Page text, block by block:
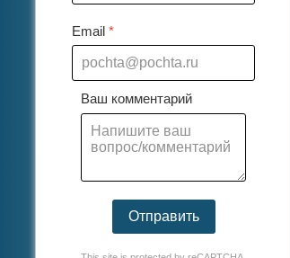
Email *
Ваш комментарий
Отправить